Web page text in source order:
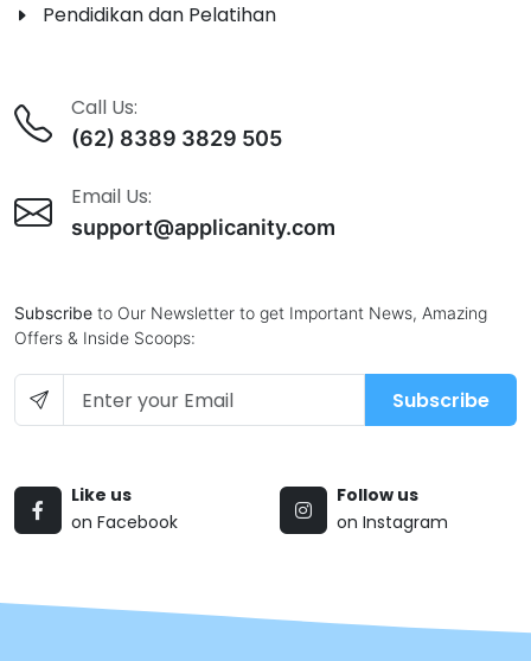
Pendidikan dan Pelatihan
Call Us:
(62) 8389 3829 505
Email Us:
support@applicanity.com
Subscribe to Our Newsletter to get Important News, Amazing
Offers & Inside Scoops:
Subscribe
Like us
on Facebook
Follow us
on Instagram